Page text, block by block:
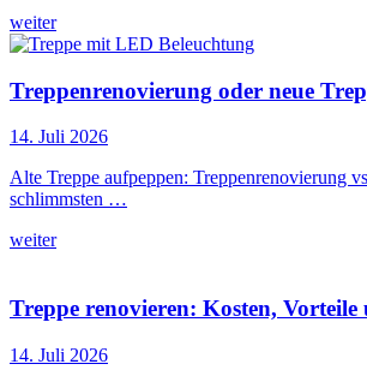
weiter
Treppenrenovierung oder neue
14. Juli 2026
Alte Treppe aufpeppen: Treppenrenovierung
schlimmsten …
weiter
Treppe renovieren: Kosten,
14. Juli 2026